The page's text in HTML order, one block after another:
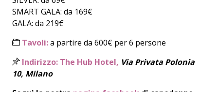
SMART GALA: da 169€
GALA: da 219€
Tavoli:a partire da 600€ per 6 persone
Indirizzo: The Hub Hotel, Via Privata Polonia
10, Milano